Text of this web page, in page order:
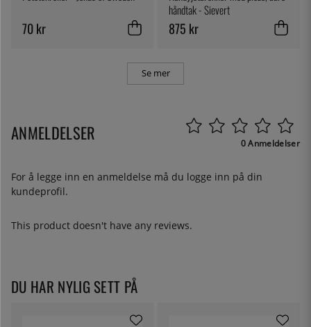
70 kr
håndtak - Sievert
875 kr
Se mer
ANMELDELSER 0 Anmeldelser
For å legge inn en anmeldelse må du logge inn på din
kundeprofil.
This product doesn't have any reviews.
DU HAR NYLIG SETT PÅ